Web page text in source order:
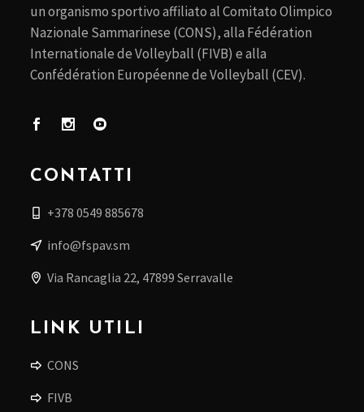
un organismo sportivo affiliato al Comitato Olimpico
Nazionale Sammarinese (CONS), alla Fédération
Internationale de Volleyball (FIVB) e alla
Confédération Européenne de Volleyball (CEV).
CONTATTI
+378 0549 885678
info@fspav.sm
Via Rancaglia 22, 47899 Serravalle
LINK UTILI
CONS
FIVB